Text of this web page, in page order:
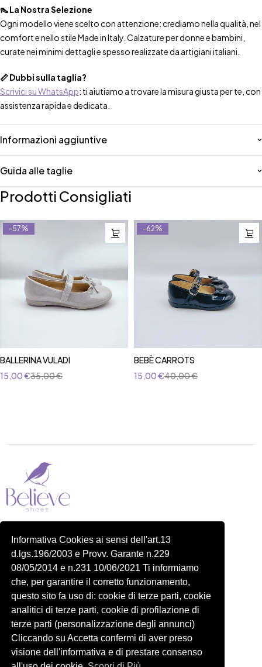
Informativa Cookies ai sensi dell'art.13
d.lgs.196/2003 e Provv. Garante n.229
08/05/2014 e n.231 10/06/2021 Ti informiamo
che, per garantire il corretto funzionamento,
questo sito fa uso di: cookie di terze parti, cookie
analitici di terze parti, cookie di profilazione di
terze parti (personalizzazione degli annunci)
Cliccando su Accetta confermi di aver preso
visione dell'informativa e di prestare consenso
👠 La Nostra Selezione
Ogni modello viene scelto con attenzione: crediamo nella qualità, nel
comfort e nello stile Made in Italy. Calzature per donne e bambini,
curate nei minimi dettagli e spesso realizzate da artigiani italiani.
📏 Dubbi sulla taglia?
Scrivici su WhatsApp: ti aiutiamo a trovare la misura giusta per te, con
assistenza rapida e dedicata.
Informazioni aggiuntive
Guida alle taglie
Prodotti Consigliati
-57%
BALLERINA VULADI
35,00€
15,00€
-62%
BEBÈ CARROTS
40,00€
15,00€
P.IVA 14822091006
N.REA: RM-1548401
C.SOCIALE: €10,00
334 918 4321
Shop
Donna
Bambini
Account
Carrello
Profilo
Ordini